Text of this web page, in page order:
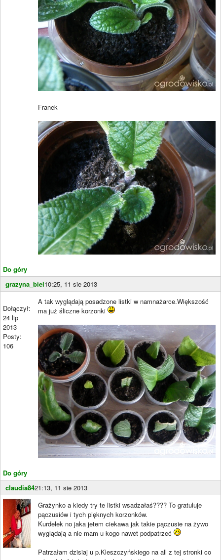
Do góry
Franek
grazyna_biel10:25, 11 sie 2013
Dołączył:
24 lip
2013
Posty:
106
Do góry
A tak wyglądają posadzone listki w namnażarce.Większość
ma już śliczne korzonki
claudia8421:13, 11 sie 2013
Grażynko a kiedy try te listki wsadzałaś???? To gratuluje
pączusiów i tych pięknych korzonków.
Kurdelek no jaka jetem ciekawa jak takie pączusie na żywo
wyglądają a nie mam u kogo nawet podpatrzeć
Patrzałam dzisiaj u p.Kleszczyńskiego na all z tej stronki co